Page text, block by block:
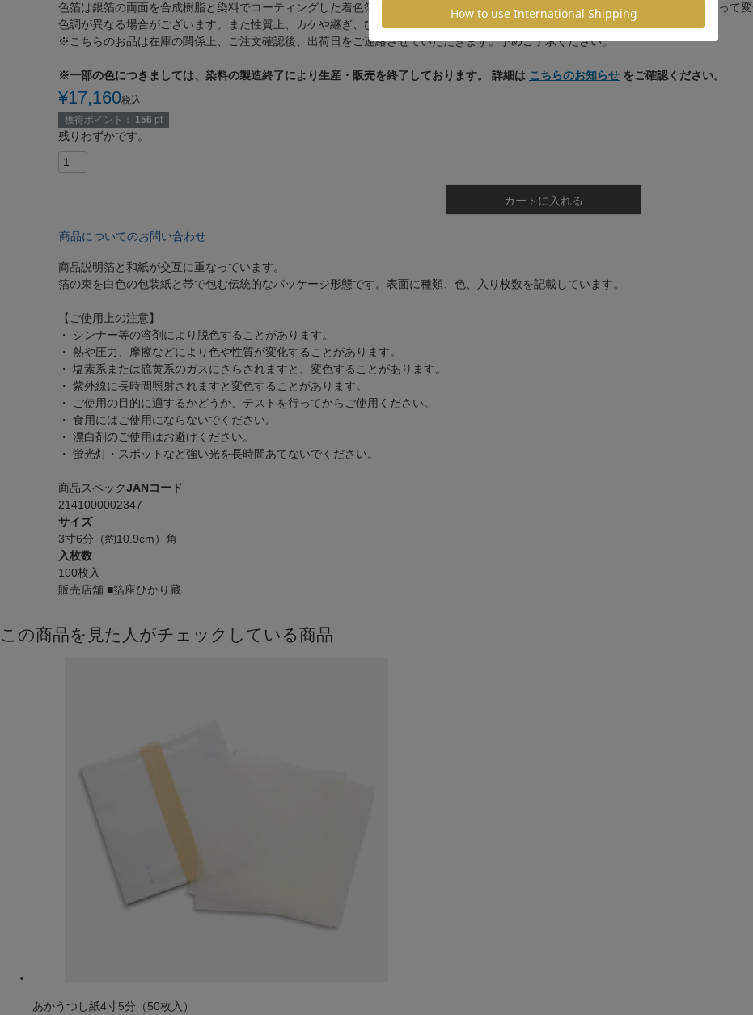
色箔は銀箔の両面を合成樹脂と染料でコーティングした着色箔です。 「銀」は変色しやすい金属ですので、お使いの環境などによって
色調が異なる場合がございます。また性質上、カケや継ぎ、ひび割れ等が混ざる場合もございます。予めご了承ください。
※こちらのお品は在庫の関係上、ご注文確認後、出荷日をご連絡させていただきます。予めご了承ください。
※一部の色につきましては、染料の製造終了により生産・販売を終了しております。 詳細は こちらのお知らせ をご確認ください。
¥17,160税込
獲得ポイント：
156 pt
残りわずかです。
カートに入れる
商品についてのお問い合わせ
商品説明箔と和紙が交互に重なっています。
箔の束を白色の包装紙と帯で包む伝統的なパッケージ形態です。表面に種類、色、入り枚数を記載しています。
【ご使用上の注意】
・ シンナー等の溶剤により脱色することがあります。
・ 熱や圧力、摩擦などにより色や性質が変化することがあります。
・ 塩素系または硫黄系のガスにさらされますと、変色することがあります。
・ 紫外線に長時間照射されますと変色することがあります。
・ ご使用の目的に適するかどうか、テストを行ってからご使用ください。
・ 食用にはご使用にならないでください。
・ 漂白剤のご使用はお避けください。
・ 蛍光灯・スポットなど強い光を長時間あてないでください。
商品スペックJANコード
2141000002347
サイズ
3寸6分（約10.9cm）角
入枚数
100枚入
販売店舗 ■箔座ひかり藏
この商品を見た人がチェックしている商品
あかうつし紙4寸5分（50枚入）